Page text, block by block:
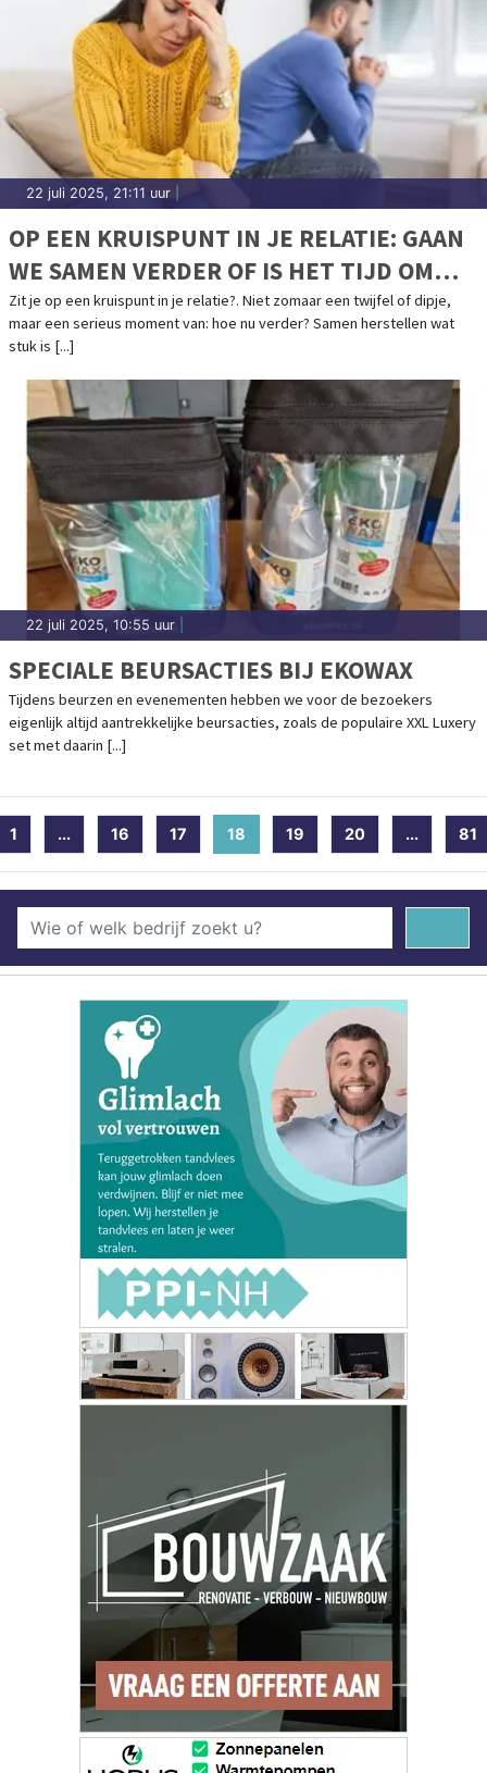
22 juli 2025, 21:11 uur
OP EEN KRUISPUNT IN JE RELATIE: GAAN
WE SAMEN VERDER OF IS HET TIJD OM
LOS TE LATEN?
Zit je op een kruispunt in je relatie?. Niet zomaar een twijfel of dipje,
maar een serieus moment van: hoe nu verder? Samen herstellen wat
stuk is [...]
22 juli 2025, 10:55 uur
SPECIALE BEURSACTIES BIJ EKOWAX
Tijdens beurzen en evenementen hebben we voor de bezoekers
eigenlijk altijd aantrekkelijke beursacties, zoals de populaire XXL Luxery
set met daarin [...]
1 ... 16 17 18 (current)
19 20 ... 81